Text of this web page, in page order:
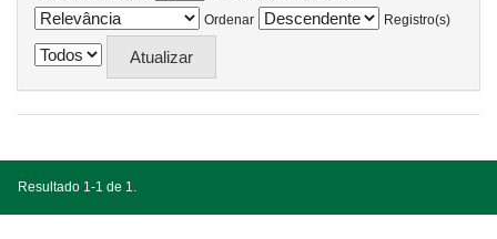
Ordenar
Registro(s)
Resultado 1-1 de 1.